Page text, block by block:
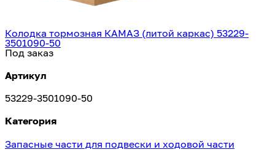
Колодка тормозная КАМАЗ (литой каркас) 53229-
3501090-50
Под заказ
Артикул
53229-3501090-50
Категория
Запасные части для подвески и ходовой части